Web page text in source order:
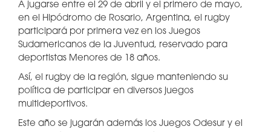
A jugarse entre el 29 de abril y el primero de mayo,
en el Hipódromo de Rosario, Argentina, el rugby
participará por primera vez en los Juegos
Sudamericanos de la Juventud, reservado para
deportistas Menores de 18 años.
Así, el rugby de la región, sigue manteniendo su
política de participar en diversos juegos
multideportivos.
Este año se jugarán además los Juegos Odesur y el